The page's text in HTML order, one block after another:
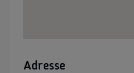
Adresse